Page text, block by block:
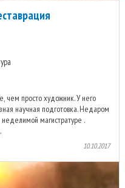
чем просто художник. У него
научная подготовка. Недаром
магистратуре .
10.10.2017